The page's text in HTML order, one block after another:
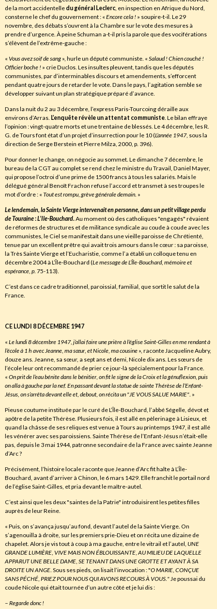
de la mort accidentelle du général Leclerc, en inspection en Afrique du Nord,
consterne le chef du gouvernement : « Encore cela ! » soupire-t-il. Le 29
novembre, des débats s’ouvrent à la Chambre sur le vote des mesures à
prendre d’urgence. À peine Schuman a-t-il pris la parole que des vociférations
s’élèvent de l’extrême-gauche :
« Vousavez soif de sang », hurle un député communiste. « Salaud ! Chien couché !
Officier boche ! » crie Duclos. Les insultes pleuvent, tandis que les députés
communistes, par d’interminables discours et amendements, s’efforcent
pendant quatre jours de retarder le vote. Dans le pays, l’agitation semble se
développer suivant un plan stratégique préparé d’avance.
Dans la nuit du 2 au 3 décembre, l’express Paris-Tourcoing déraille aux
environs d’Arras. L’enquête révèle un attentat communiste. Le bilan effraye
l’opinion : vingt-quatre morts et une trentaine de blessés. Le 4 décembre, les R.
G. de Tours font état d’un projet d’insurrection pour le 10 (L’année 1947, sous la
direction de Serge Berstein et Pierre Milza, 2000, p. 396).
Pour donner le change, on négocie au sommet. Le dimanche 7 décembre, le
bureau de la CGT au complet se rend chez le ministre du Travail, Daniel Mayer,
qui propose l’octroi d’une prime de 1500 francs à tous les salariés. Mais le
délégué général Benoît Frachon refuse l’accord et transmet à ses troupes le
mot d’ordre : « Tout est rompu, grève générale demain. »
Le lendemain, la Sainte Vierge intervenait en personne, dans un petit village perdu
de Touraine:L’Ile-Bouchard.Au moment où des catholiques "engagés" rêvaient
de réformes de structures et de militance syndicale au coude à coude avec les
communistes, le Ciel se manifestait dans une vieille paroisse de Chrétienté,
tenue par un excellent prêtre qui avait trois amours dans le cœur : sa paroisse,
la Très Sainte Vierge et l’Eucharistie, comme l’a établi un colloque tenu en
décembre 2004 à L’Île-Bouchard (Le message de L’Île-Bouchard, mémoire et
espérance, p. 75-113).
C’est dans ce cadre traditionnel, paroissial, familial, que sortit le salut de la
France.
CE LUNDI 8 DÉCEMBRE 1947
« Le lundi 8 décembre 1947, j’allai faire une prière à l’église Saint-Gilles en me rendant à
l’école à 1 h avec Jeanne, ma sœur, et Nicole, ma cousine », raconte Jacqueline Aubry,
douze ans. Jeanne, sa sœur, a sept ans et demi, Nicole dix ans. Les sœurs de
l’école leur ont recommandé de prier ce jour-là spécialement pour la France.
« On prit de l’eau bénite dans le bénitier, on fit le signe de la Croix et la génuflexion, puis
on allaàgauche par la nef. En passant devant la statue de sainte Thérèse de l’Enfant-
Jésus, on s’arrêta devant elle et, debout, on récita un "JE VOUS SALUE MARIE". »
Pieuse coutume instituée par le curé de L’Île-Bouchard, l’abbé Ségelle, dévot et
apôtre de la petite Thérèse. Plusieurs fois, il est allé en pèlerinage à Lisieux, et
quand la châsse de ses reliques est venue à Tours au printemps 1947, il est allé
les vénérer avec ses paroissiens. Sainte Thérèse de l’Enfant-Jésus n’était-elle
pas, depuis le 3 mai 1944, patronne secondaire de la France avec sainte Jeanne
d’Arc ?
Précisément, l’histoire locale raconte que Jeanne d’Arc fit halte à L’Île-
Bouchard, avant d’arriver à Chinon, le 6 mars 1429. Elle franchit le portail nord
de l’église Saint-Gilles, et pria devant le maître-autel.
C’est ainsi que les deux "saintes de la Patrie" introduisirent les petites filles
auprès de leur Reine.
« Puis, on s’avança jusqu’au fond, devant l’autel de la Sainte Vierge. On
s’agenouilla à droite, sur les premiers prie-Dieu et on récita une dizaine de
chapelet. Alors je vis tout à coup à ma gauche, entre le vitrail et l’autel, UNE
GRANDE LUMIÈRE, VIVE MAIS NON ÉBLOUISSANTE,AU MILIEU DE LAQUELLE
APPARUT UNE BELLE DAME, SE TENANT DANS UNE GROTTE ET AYANT À SA
DROITE UN ANGE. Sous ses pieds, on lisait l’invocation : "OMARIE, CONÇUE
SANS PÉCHÉ, PRIEZ POUR NOUSQUIAVONS RECOURS À VOUS."Je poussai du
coude Nicole qui était tournée d’un autre côté et je lui dis :
– Regarde donc !